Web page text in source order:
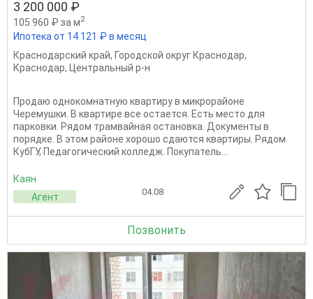
3 200 000 ₽
105 960 ₽ за м2
Ипотека от 14 121 ₽ в месяц
Краснодарский край, Городской округ Краснодар,
Краснодар, Центральный р-н
Продаю однокомнатную квартиру в микрорайоне
Черемушки. В квартире все остается. Есть место для
парковки. Рядом трамвайная остановка. Документы в
порядке. В этом районе хорошо сдаются квартиры. Рядом
КубГУ, Педагогический колледж. Покупатель...
Каян
Агент
04.08
Позвонить